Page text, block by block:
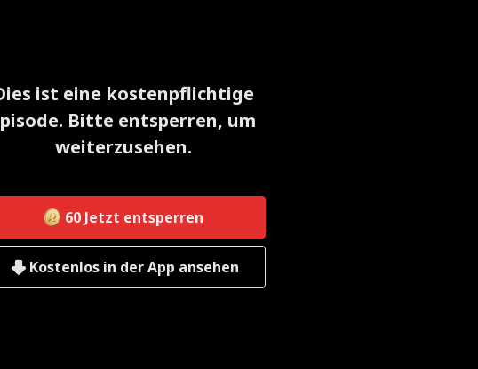
ist eine kostenpflichtige
Bitte entsperren, um
weiterzusehen.
60 Jetzt entsperren
Kostenlos in der App ansehen